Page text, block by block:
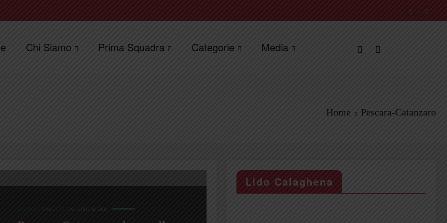
Chi Siamo Prima Squadra Categorie Media
Home Pescara-Catanzaro
ILG NEWS PAGELLE UNCATEGORIZED
Lido Calaghena